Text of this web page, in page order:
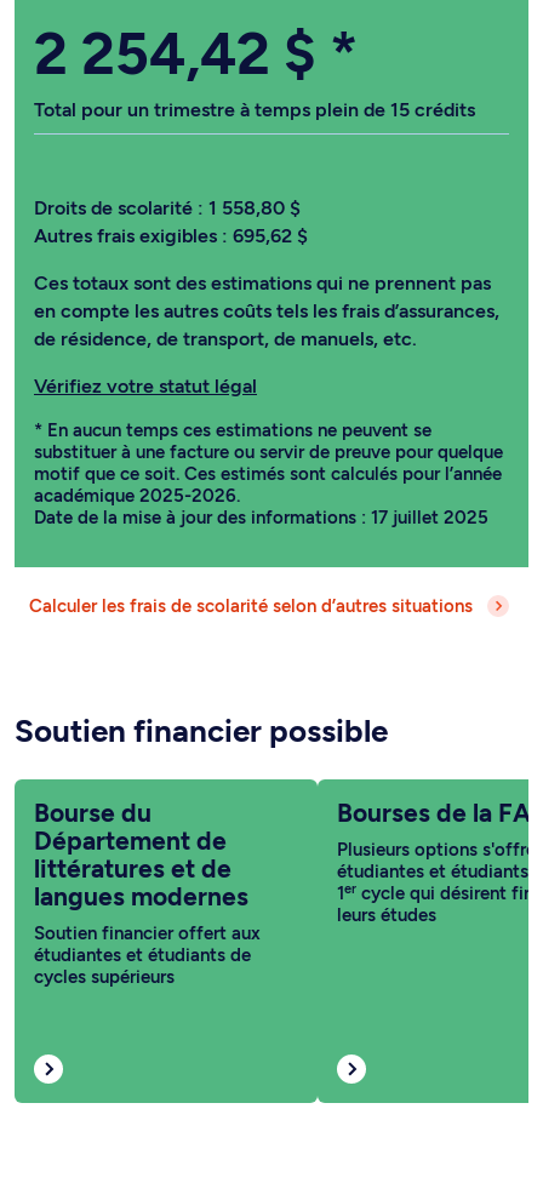
2 254,42 $ *
Total pour un trimestre à temps plein de 15 crédits
Droits de scolarité : 1 558,80 $
Autres frais exigibles : 695,62 $
Ces totaux sont des estimations qui ne prennent pas
en compte les autres coûts tels les frais d’assurances,
de résidence, de transport, de manuels, etc.
Vérifiez votre statut légal
* En aucun temps ces estimations ne peuvent se
substituer à une facture ou servir de preuve pour quelque
motif que ce soit. Ces estimés sont calculés pour l’année
académique 2025-2026.
Date de la mise à jour des informations : 17 juillet 2025
Calculer les frais de scolarité selon d’autres situations
Soutien financier possible
Bourse du
Département de
littératures et de
langues modernes
Soutien financier offert aux
étudiantes et étudiants de
cycles supérieurs
Bourses de la
Plusieurs options
étudiantes et étudiants
1 er cycle qui désirent
leurs études